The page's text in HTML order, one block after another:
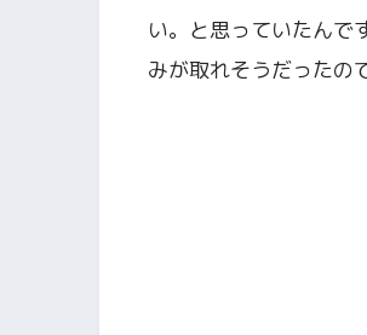
い。と思っていたんで
みが取れそうだったの